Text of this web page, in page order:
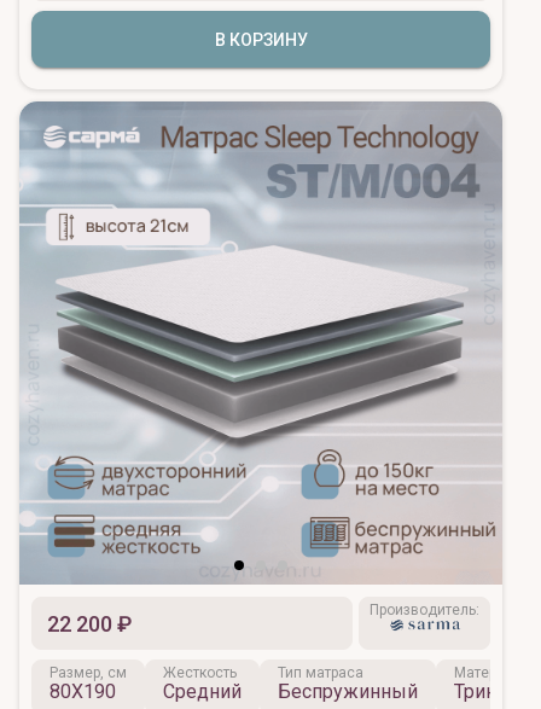
В КОРЗИНУ
22 200 ₽
Производитель:
Размер, см
80X190
Жесткость
Средний
Тип матраса
Беспружинный
Материал
Трикотаж